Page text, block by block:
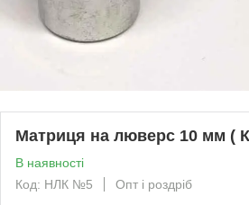
Матриця на люверс 10 мм (
В наявності
Код: НЛК №5
Опт і роздріб